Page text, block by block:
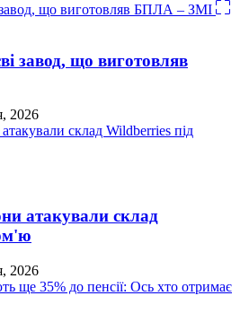
завод, що виготовляв
2026
атакували склад
2026